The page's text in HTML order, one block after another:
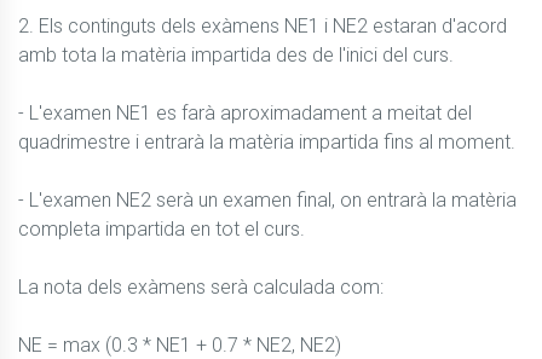
2. Els continguts dels exàmens NE1 i NE2 estaran d'acord
amb tota la matèria impartida des de l'inici del curs.
- L'examen NE1 es farà aproximadament a meitat del
quadrimestre i entrarà la matèria impartida fins al moment.
- L'examen NE2 serà un examen final, on entrarà la matèria
completa impartida en tot el curs.
La nota dels exàmens serà calculada com:
NE = max (0.3 * NE1 + 0.7 * NE2, NE2)